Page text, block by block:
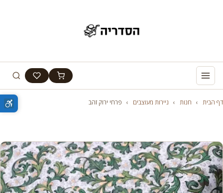
דף הבית › חנות › ניירות מעוצבים › פרחי ירוק זהב